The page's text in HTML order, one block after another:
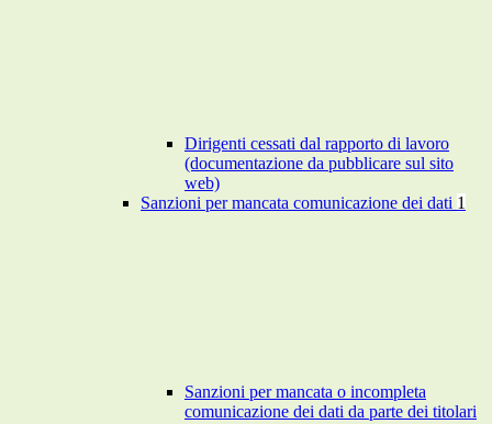
Dirigenti cessati dal rapporto di lavoro
(documentazione da pubblicare sul sito
web)
Sanzioni per mancata comunicazione dei dati 1
Sanzioni per mancata o incompleta
comunicazione dei dati da parte dei titolari